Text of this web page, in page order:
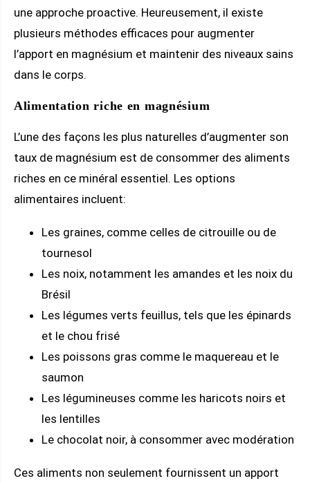
une approche proactive. Heureusement, il existe
plusieurs méthodes efficaces pour augmenter
l’apport en magnésium et maintenir des niveaux sains
dans le corps.
Alimentation riche en magnésium
L’une des façons les plus naturelles d’augmenter son
taux de magnésium est de consommer des aliments
riches en ce minéral essentiel. Les options
alimentaires incluent:
Les graines, comme celles de citrouille ou de
tournesol
Les noix, notamment les amandes et les noix du
Brésil
Les légumes verts feuillus, tels que les épinards
et le chou frisé
Les poissons gras comme le maquereau et le
saumon
Les légumineuses comme les haricots noirs et
les lentilles
Le chocolat noir, à consommer avec modération
Ces aliments non seulement fournissent un apport